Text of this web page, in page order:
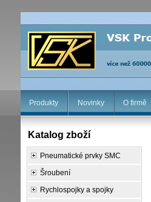
Produkty Novinky O firmě
Katalog zboží
Pneumatické prvky SMC
Šroubení
Rychlospojky a spojky